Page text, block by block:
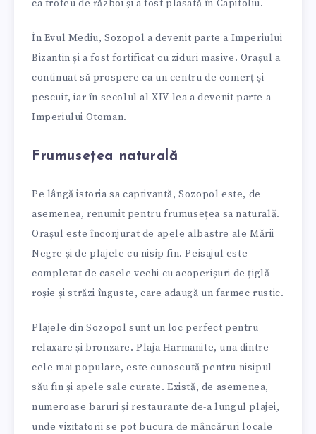
ca trofeu de război și a fost plasată în Capitoliu.
În Evul Mediu, Sozopol a devenit parte a Imperiului
Bizantin și a fost fortificat cu ziduri masive. Orașul a
continuat să prospere ca un centru de comerț și
pescuit, iar în secolul al XIV-lea a devenit parte a
Imperiului Otoman.
Frumusețea naturală
Pe lângă istoria sa captivantă, Sozopol este, de
asemenea, renumit pentru frumusețea sa naturală.
Orașul este înconjurat de apele albastre ale Mării
Negre și de plajele cu nisip fin. Peisajul este
completat de casele vechi cu acoperișuri de țiglă
roșie și străzi înguste, care adaugă un farmec rustic.
Plajele din Sozopol sunt un loc perfect pentru
relaxare și bronzare. Plaja Harmanite, una dintre
cele mai populare, este cunoscută pentru nisipul
său fin și apele sale curate. Există, de asemenea,
numeroase baruri și restaurante de-a lungul plajei,
unde vizitatorii se pot bucura de mâncăruri locale